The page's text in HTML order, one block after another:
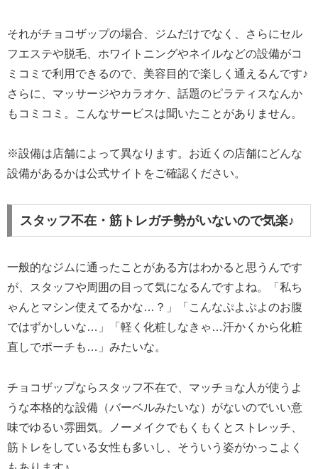
それがチョコザップの場合、ジムだけでなく、さらにセル
フエステや脱毛、ホワイトニングやネイルなどの設備がコ
ミコミで利用できるので、美容目的で楽しく通えるんです♪
さらに、マッサージやカラオケ、話題のピラティスなんか
もコミコミ。こんなサービスは聞いたことがありません。
※設備は店舗によって異なります。お近くの店舗にどんな
設備があるかは公式サイトをご確認ください。
スタッフ不在・筋トレガチ勢がいないので気楽♪
一般的なジムに通ったことがある方はわかると思うんです
が、スタッフや周囲の目って気になるんですよね。「私ち
ゃんとマシン使えてるかな…？」「こんなぷよぷよのお腹
ではずかしいな…」「軽く化粧しなきゃ…汗かくから化粧
直しでポーチも…」みたいな。
チョコザップならスタッフ不在で、マッチョな人が使うよ
うな本格的な設備（バーベルみたいな）がないのでいい意
味でゆるい雰囲気。ノーメイクでもくもくとストレッチ、
筋トレをしている女性も多いし、そういう姿がかっこよく